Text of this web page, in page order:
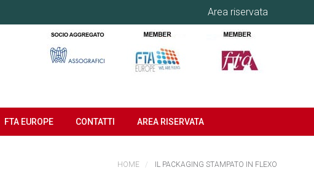
Area riservata
FTA EUROPE CONTATTI AREA RISERVATA
HOME IL PACKAGING STAMPATO IN FLEXO